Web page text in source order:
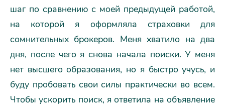
шаг по сравнению с моей предыдущей работой,
на которой я оформляла страховки для
сомнительных брокеров. Меня хватило на два
дня, после чего я снова начала поиски. У меня
нет высшего образования, но я быстро учусь, и
буду пробовать свои силы практически во всем.
Чтобы ускорить поиск, я ответила на объявление